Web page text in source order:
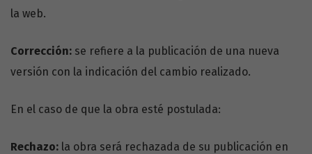
la web.
Corrección: se refiere a la publicación de una nueva
versión con la indicación del cambio realizado.
En el caso de que la obra esté postulada:
Rechazo: la obra será rechazada de su publicación en